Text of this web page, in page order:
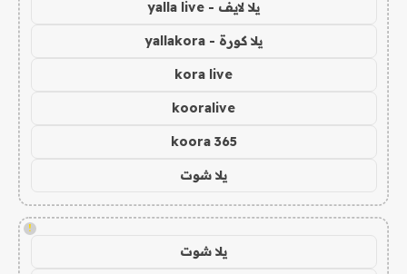
يلا لايف - yalla live
يلا كورة - yallakora
kora live
kooralive
koora 365
يلا شوت
!
يلا شوت